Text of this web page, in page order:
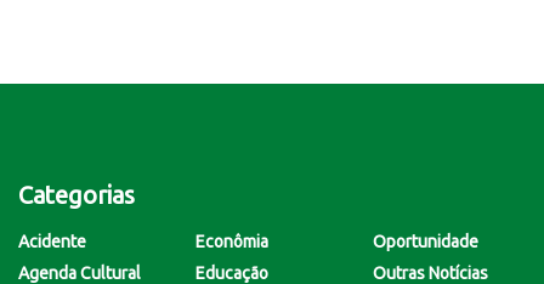
Categorias
Acidente
Agenda Cultural
Econômia
Educação
Oportunidade
Outras Notícias